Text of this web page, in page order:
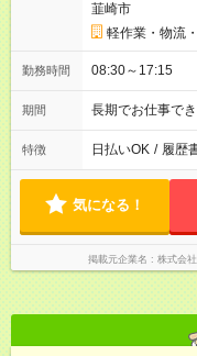
韮崎市
軽作業・物流
勤務時間 08:30～17:15
期間 長期でお仕事で
特徴 日払いOK / 履歴
気になる！
掲載元企業名 株式会